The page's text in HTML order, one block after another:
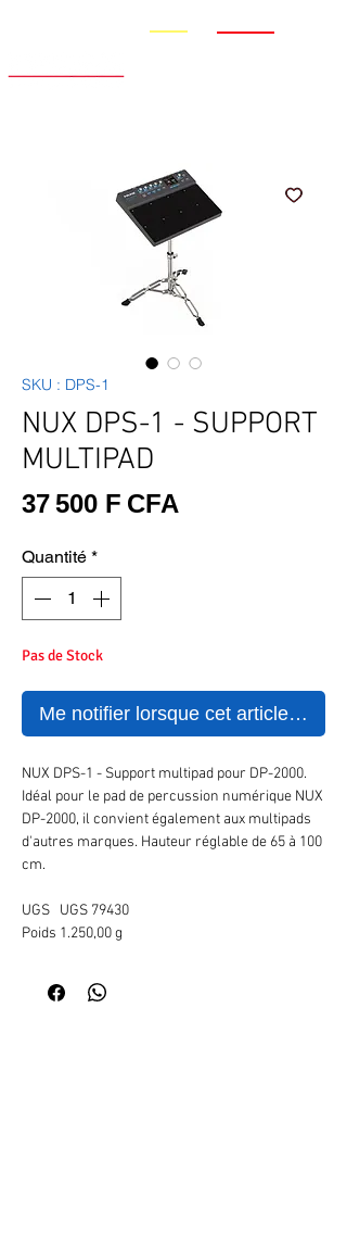
SKU : DPS-1
NUX DPS-1 - SUPPORT
MULTIPAD
37 500 F CFA
Quantité *
Pas de Stock
Me notifier lorsque cet article est
NUX DPS-1 - Support multipad pour DP-2000.
Idéal pour le pad de percussion numérique NUX
DP-2000, il convient également aux multipads
d'autres marques. Hauteur réglable de 65 à 100
cm.
UGS UGS 79430
Poids 1.250,00 g